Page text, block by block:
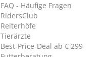
FAQ - Häufige Fragen
RidersClub
Reiterhöfe
Tierärzte
Best-Price-Deal ab € 299